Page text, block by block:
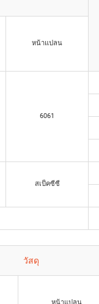
หน้าแปลน
6061
สเป็คซีซี
วัสดุ